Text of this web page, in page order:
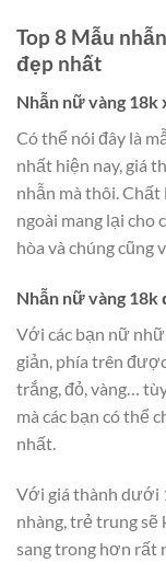
Top 8 Mẫu
đẹp nhất
Nhẫn nữ vàng 18k
Có thể nói đây là
nhất hiện nay, giá
nhẫn mà thôi.
ngoài mang lại cho
hòa và chúng cũng
Nhẫn nữ vàng 18k
Với các bạn nữ
giản, phía trên
trắng, đỏ, vàng…
mà các bạn có thể
nhất.
Với giá thành dưới
nhàng, trẻ trung sẽ
sang trong hơn rất